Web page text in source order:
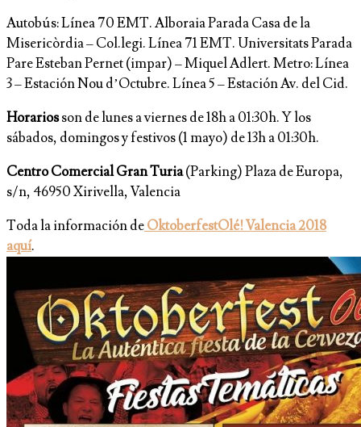
Autobús: Línea 70 EMT. Alboraia Parada Casa de la
Misericòrdia – Col.legi. Línea 71 EMT. Universitats Parada
Pare Esteban Pernet (impar) – Miquel Adlert. Metro: Línea
3 – Estación Nou d’Octubre. Línea 5 – Estación Av. del Cid.
Horariosson de lunes a viernes de 18h a 01:30h. Y los
sábados, domingos y festivos (1 mayo) de 13h a 01:30h.
Centro Comercial Gran Turia(Parking) Plaza de Europa,
s/n, 46950 Xirivella, Valencia
Toda la información deOktoberfestOlé! Valencia 2018
aquí.